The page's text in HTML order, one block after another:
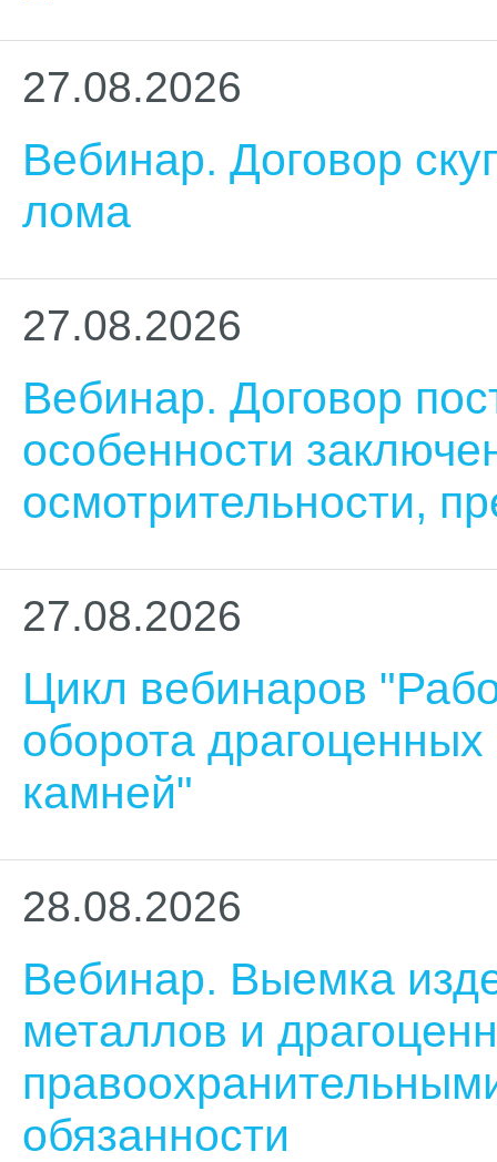
27.08.2026
Вебинар. Договор
лома
27.08.2026
Вебинар. Договор
особенности
осмотрительности,
27.08.2026
Цикл вебинаров
оборота
камней"
28.08.2026
Вебинар. Выемка
металлов и
обязанности